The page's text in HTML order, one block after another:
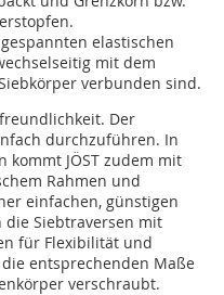
elastischen
mit dem
verbunden sind.
Der
durchzuführen. In
kommt JÖST zudem mit
Rahmen und
einfachen, günstigen
die Siebtraversen mit
für Flexibilität und
entsprechenden Maße
verschraubt.